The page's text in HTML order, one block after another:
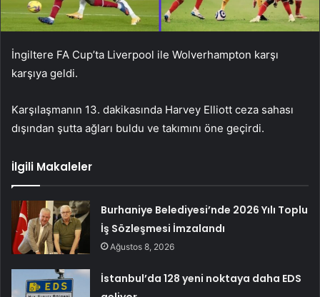
İngiltere FA Cup’ta Liverpool ile Wolverhampton karşı
karşıya geldi.
Karşılaşmanın 13. dakikasında Harvey Elliott ceza sahası
dışından şutta ağları buldu ve takımını öne geçirdi.
İlgili Makaleler
Burhaniye Belediyesi’nde 2026 Yılı Toplu
İş Sözleşmesi İmzalandı
Ağustos 8, 2026
İstanbul’da 128 yeni noktaya daha EDS